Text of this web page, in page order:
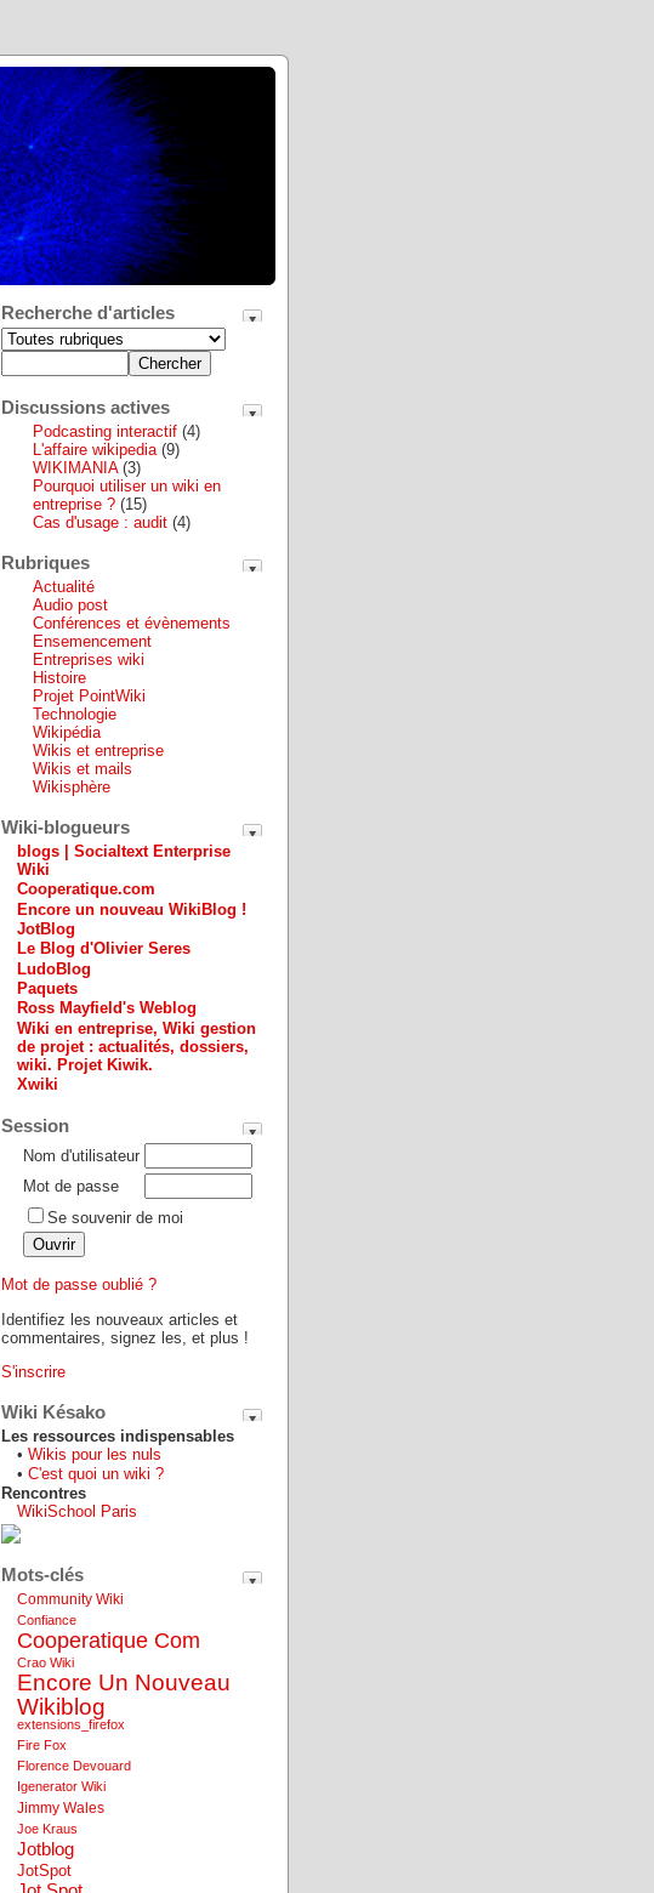
Recherche d'articles
Discussions actives
Podcasting interactif (4)
L'affaire wikipedia(9)
WIKIMANIA(3)
Pourquoi utiliser un wiki en
entreprise ? (15)
Cas d'usage : audit (4)
Rubriques
Actualité
Audio post
Conférences et évènements
Ensemencement
Entreprises wiki
Histoire
Projet PointWiki
Technologie
Wikipédia
Wikis et entreprise
Wikis et mails
Wikisphère
Wiki-blogueurs
blogs | Socialtext Enterprise
Wiki
Cooperatique.com
Encore un nouveau WikiBlog !
JotBlog
Le Blog d'Olivier Seres
LudoBlog
Paquets
Ross Mayfield's Weblog
Wiki en entreprise, Wiki gestion
de projet : actualités, dossiers,
wiki. Projet Kiwik.
Xwiki
Session
Nom d'utilisateur
Mot de passe
Se souvenir de moi
Mot de passe oublié ?
Identifiez les nouveaux articles et
commentaires, signez les, et plus !
S'inscrire
Wiki Késako
Les ressources indispensables
•Wikis pour les nuls
•C'est quoi un wiki ?
Rencontres
WikiSchool Paris
Mots-clés
Community Wiki
Confiance
Cooperatique Com
Crao Wiki
Encore Un Nouveau
Wikiblog
extensions_firefox
Fire Fox
Florence Devouard
Igenerator Wiki
Jimmy Wales
Joe Kraus
Jotblog
JotSpot